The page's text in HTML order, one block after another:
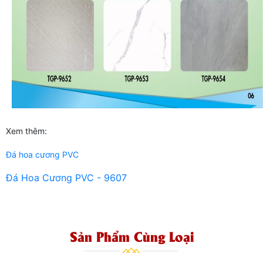
Xem thêm:
Đá hoa cương PVC
Đá Hoa Cương PVC - 9607
Sản Phẩm Cùng Loại